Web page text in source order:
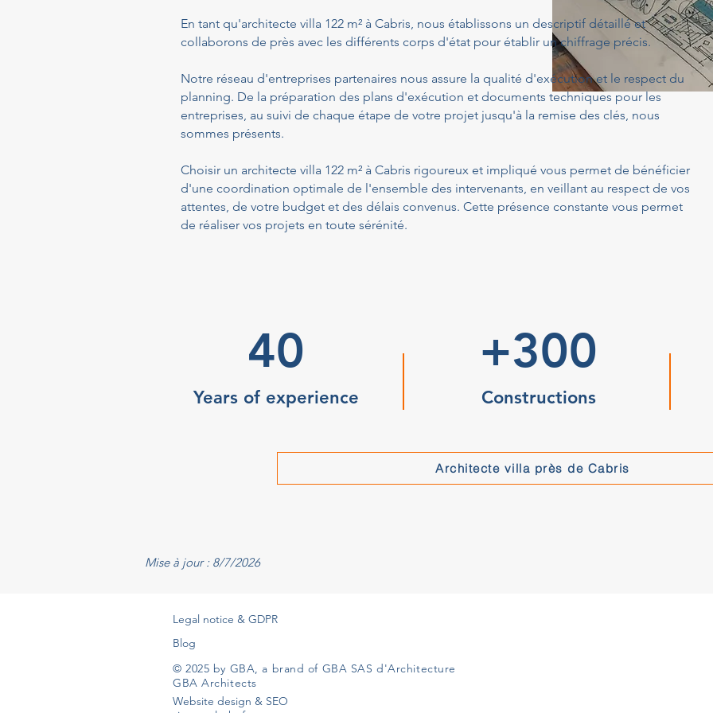
En tant qu'architecte villa 122 m² à Cabris, nous établissons un descriptif détaillé et
collaborons de près avec les différents corps d'état pour établir un chiffrage précis.
Notre réseau d'entreprises partenaires nous assure la qualité d'exécution et le respect du
planning. De la préparation des plans d'exécution et documents techniques pour les
entreprises, au suivi de chaque étape de votre projet jusqu'à la remise des clés, nous
sommes présents.
Choisir un architecte villa 122 m² à Cabris rigoureux et impliqué vous permet de bénéficier
d'une coordination optimale de l'ensemble des intervenants, en veillant au respect de vos
attentes, de votre budget et des délais convenus. Cette présence constante vous permet
de réaliser vos projets en toute sérénité.
40
Years of experience
+300
Constructions
Architecte villa près de Cabris
Mise à jour : 8/7/2026
Legal notice & GDPR
Blog
© 2025 by GBA, a brand of GBA SAS d'Architecture
GBA Architects
Website design & SEO